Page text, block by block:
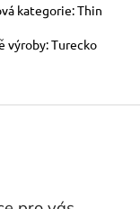
kategorie: Thin
výroby: Turecko